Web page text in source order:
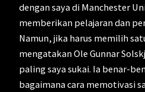
dengan saya di Manchester
memberikan pelajaran dan
Namun, jika harus memilih
mengatakan Ole Gunnar
paling saya sukai. Ia benar-
bagaimana cara memotivasi